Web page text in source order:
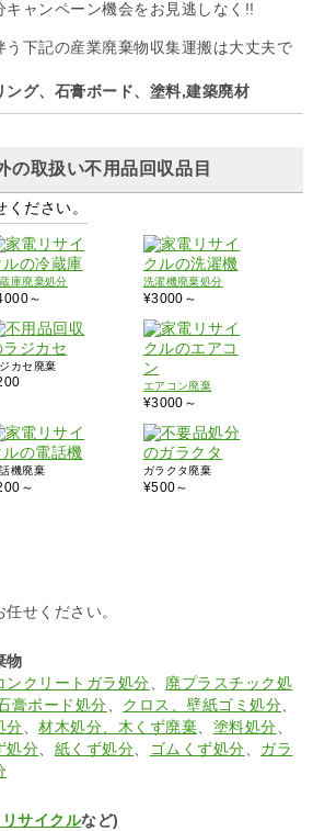
キャンペーン機会をお見逃しなく!!
う下記の産業廃棄物収集運搬は大丈夫で
ング、石膏ボード、塗料,建築廃材
の取扱い不用品回収品目
庫廃棄処分
～
洗濯機廃棄処分
¥3000～
カセ廃棄
エアコン廃棄
¥3000～
機廃棄
～
ガラクタ廃棄
¥500～
任せください。
物
ンクリートガラ処分、 廃プラスチック処
膏ボード処分、 クロス、壁紙ゴミ処分、
分、材木処分、木くず廃棄、 塗料処分、
処分、 紙くず処分、 ゴムくず処分、 ガラ
サイクルなど)